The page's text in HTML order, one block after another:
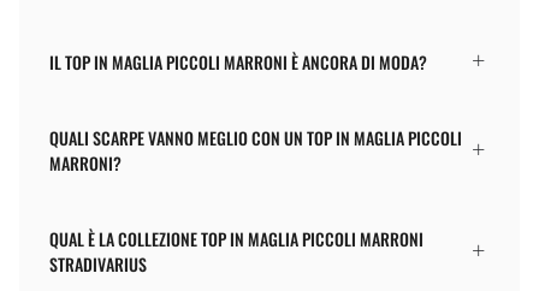
IL TOP IN MAGLIA PICCOLI MARRONI È ANCORA DI MODA?
QUALI SCARPE VANNO MEGLIO CON UN TOP IN MAGLIA PICCOLI
MARRONI?
QUAL È LA COLLEZIONE TOP IN MAGLIA PICCOLI MARRONI
STRADIVARIUS